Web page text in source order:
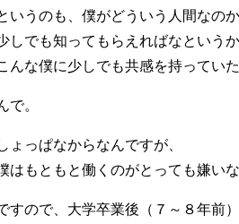
いうのも、僕がどういう人間なの
しでも知ってもらえればなという
んな僕に少しでも共感を持ってい
で。
ょっぱなからなんですが、
はもともと働くのがとっても嫌い
すので、大学卒業後（７～８年前